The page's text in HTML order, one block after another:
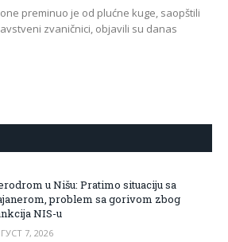
preminuo je od plućne kuge, saopštili
zvaničnici, objavili su danas
u Nišu: Pratimo situaciju sa
problem sa gorivom zbog
NIS-u
7, 2026